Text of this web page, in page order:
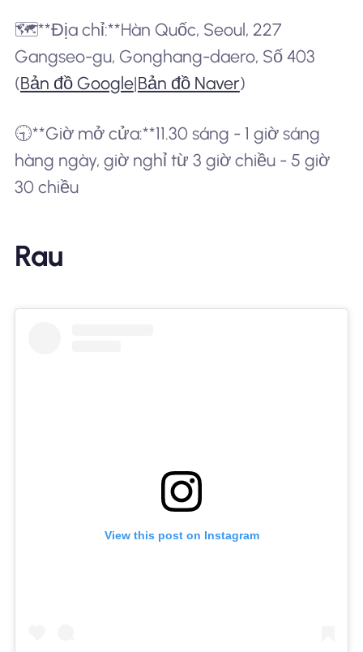
🗺️**Địa chỉ:**Hàn Quốc, Seoul, 227
Gangseo-gu, Gonghang-daero, Số 403
(Bản đồ Google|Bản đồ Naver)
🕤**Giờ mở cửa:**11.30 sáng - 1 giờ sáng
hàng ngày, giờ nghỉ từ 3 giờ chiều - 5 giờ
30 chiều
Rau
View this post on Instagram